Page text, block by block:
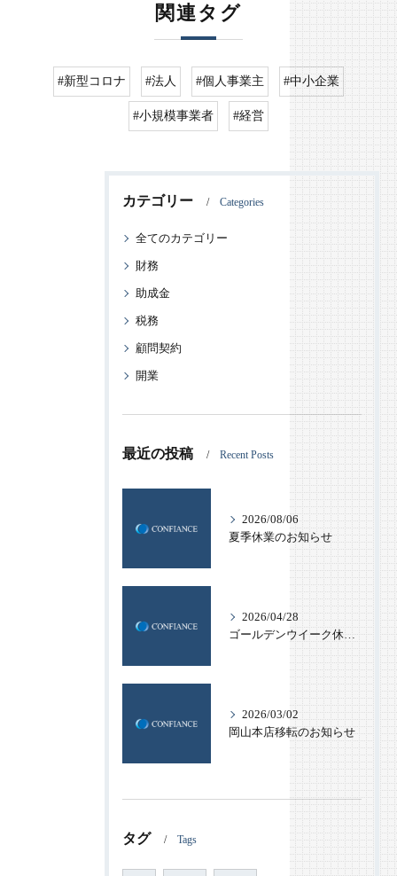
関連タグ
#新型コロナ #法人 #個人事業主 #中小企業
#小規模事業者 #経営
カテゴリー Categories
全てのカテゴリー
財務
助成金
税務
顧問契約
開業
最近の投稿 Recent Posts
2026/08/06
夏季休業のお知らせ
2026/04/28
ゴールデンウイーク休業のお知らせ
2026/03/02
岡山本店移転のお知らせ
タグ Tags